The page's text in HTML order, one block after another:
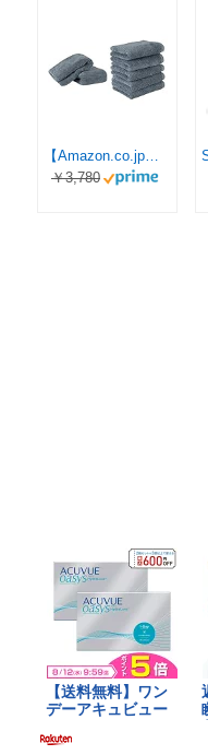
【Amazon.co.jp限定】タオル研究所 [ボリュームリッチ] #003 バスタオル/フェイスタオル スモーキーブルー《2枚+5枚セット》 ふかふか ホテル仕様 高速吸水 毛羽レス 耐久性 人気 【選べる5色】 Japan Technology
￥3,780